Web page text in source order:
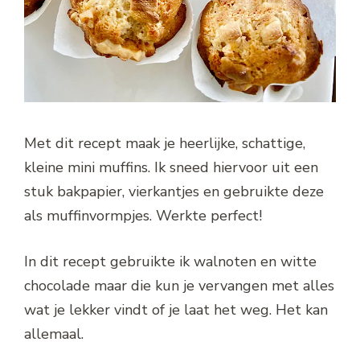
Met dit recept maak je heerlijke, schattige,
kleine mini muffins. Ik sneed hiervoor uit een
stuk bakpapier, vierkantjes en gebruikte deze
als muffinvormpjes. Werkte perfect!
In dit recept gebruikte ik walnoten en witte
chocolade maar die kun je vervangen met alles
wat je lekker vindt of je laat het weg. Het kan
allemaal.